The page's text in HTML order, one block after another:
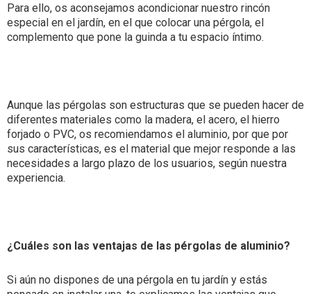
Para ello, os aconsejamos acondicionar nuestro rincón
especial en el jardín, en el que colocar una pérgola, el
complemento que pone la guinda a tu espacio íntimo.
Aunque las pérgolas son estructuras que se pueden hacer de
diferentes materiales como la madera, el acero, el hierro
forjado o PVC, os recomiendamos el aluminio, por que por
sus características, es el material que mejor responde a las
necesidades a largo plazo de los usuarios, según nuestra
experiencia.
¿Cuáles son las ventajas de las pérgolas de aluminio?
Si aún no dispones de una pérgola en tu jardín y estás